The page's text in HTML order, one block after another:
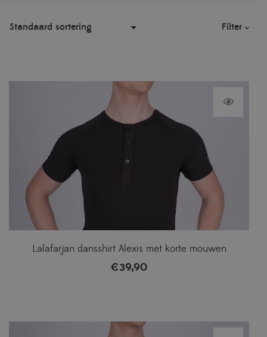
Filter
Lalafarjan dansshirt Alexis met korte mouwen
€39,90